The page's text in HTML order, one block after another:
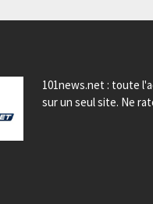
101news.net : toute
sur un seul site. Ne